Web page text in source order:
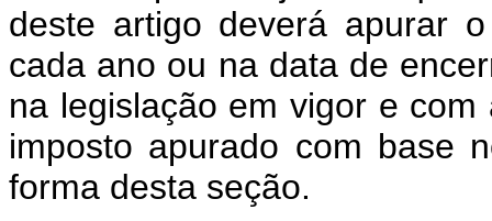
deste artigo deverá apurar
cada ano ou na data de
na legislação em vigor e
imposto apurado com base
forma desta seção.